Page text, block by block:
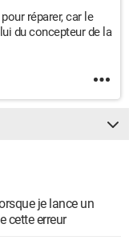
réparer, car le
du concepteur de la
je lance un
cette erreur